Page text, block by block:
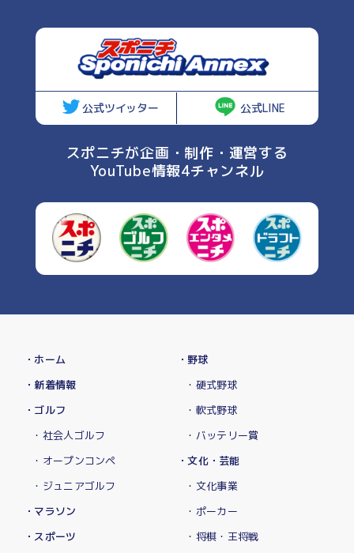
公式ツイッター 公式LINE
スポニチが企画・制作・運営する
YouTube情報4チャンネル
・ホーム
・新着情報
・ゴルフ
・社会人ゴルフ
・オープンコンペ
・ジュニアゴルフ
・マラソン
・スポーツ
・野球
・硬式野球
・軟式野球
・バッテリー賞
・文化・芸能
・文化事業
・ポーカー
・将棋・王将戦